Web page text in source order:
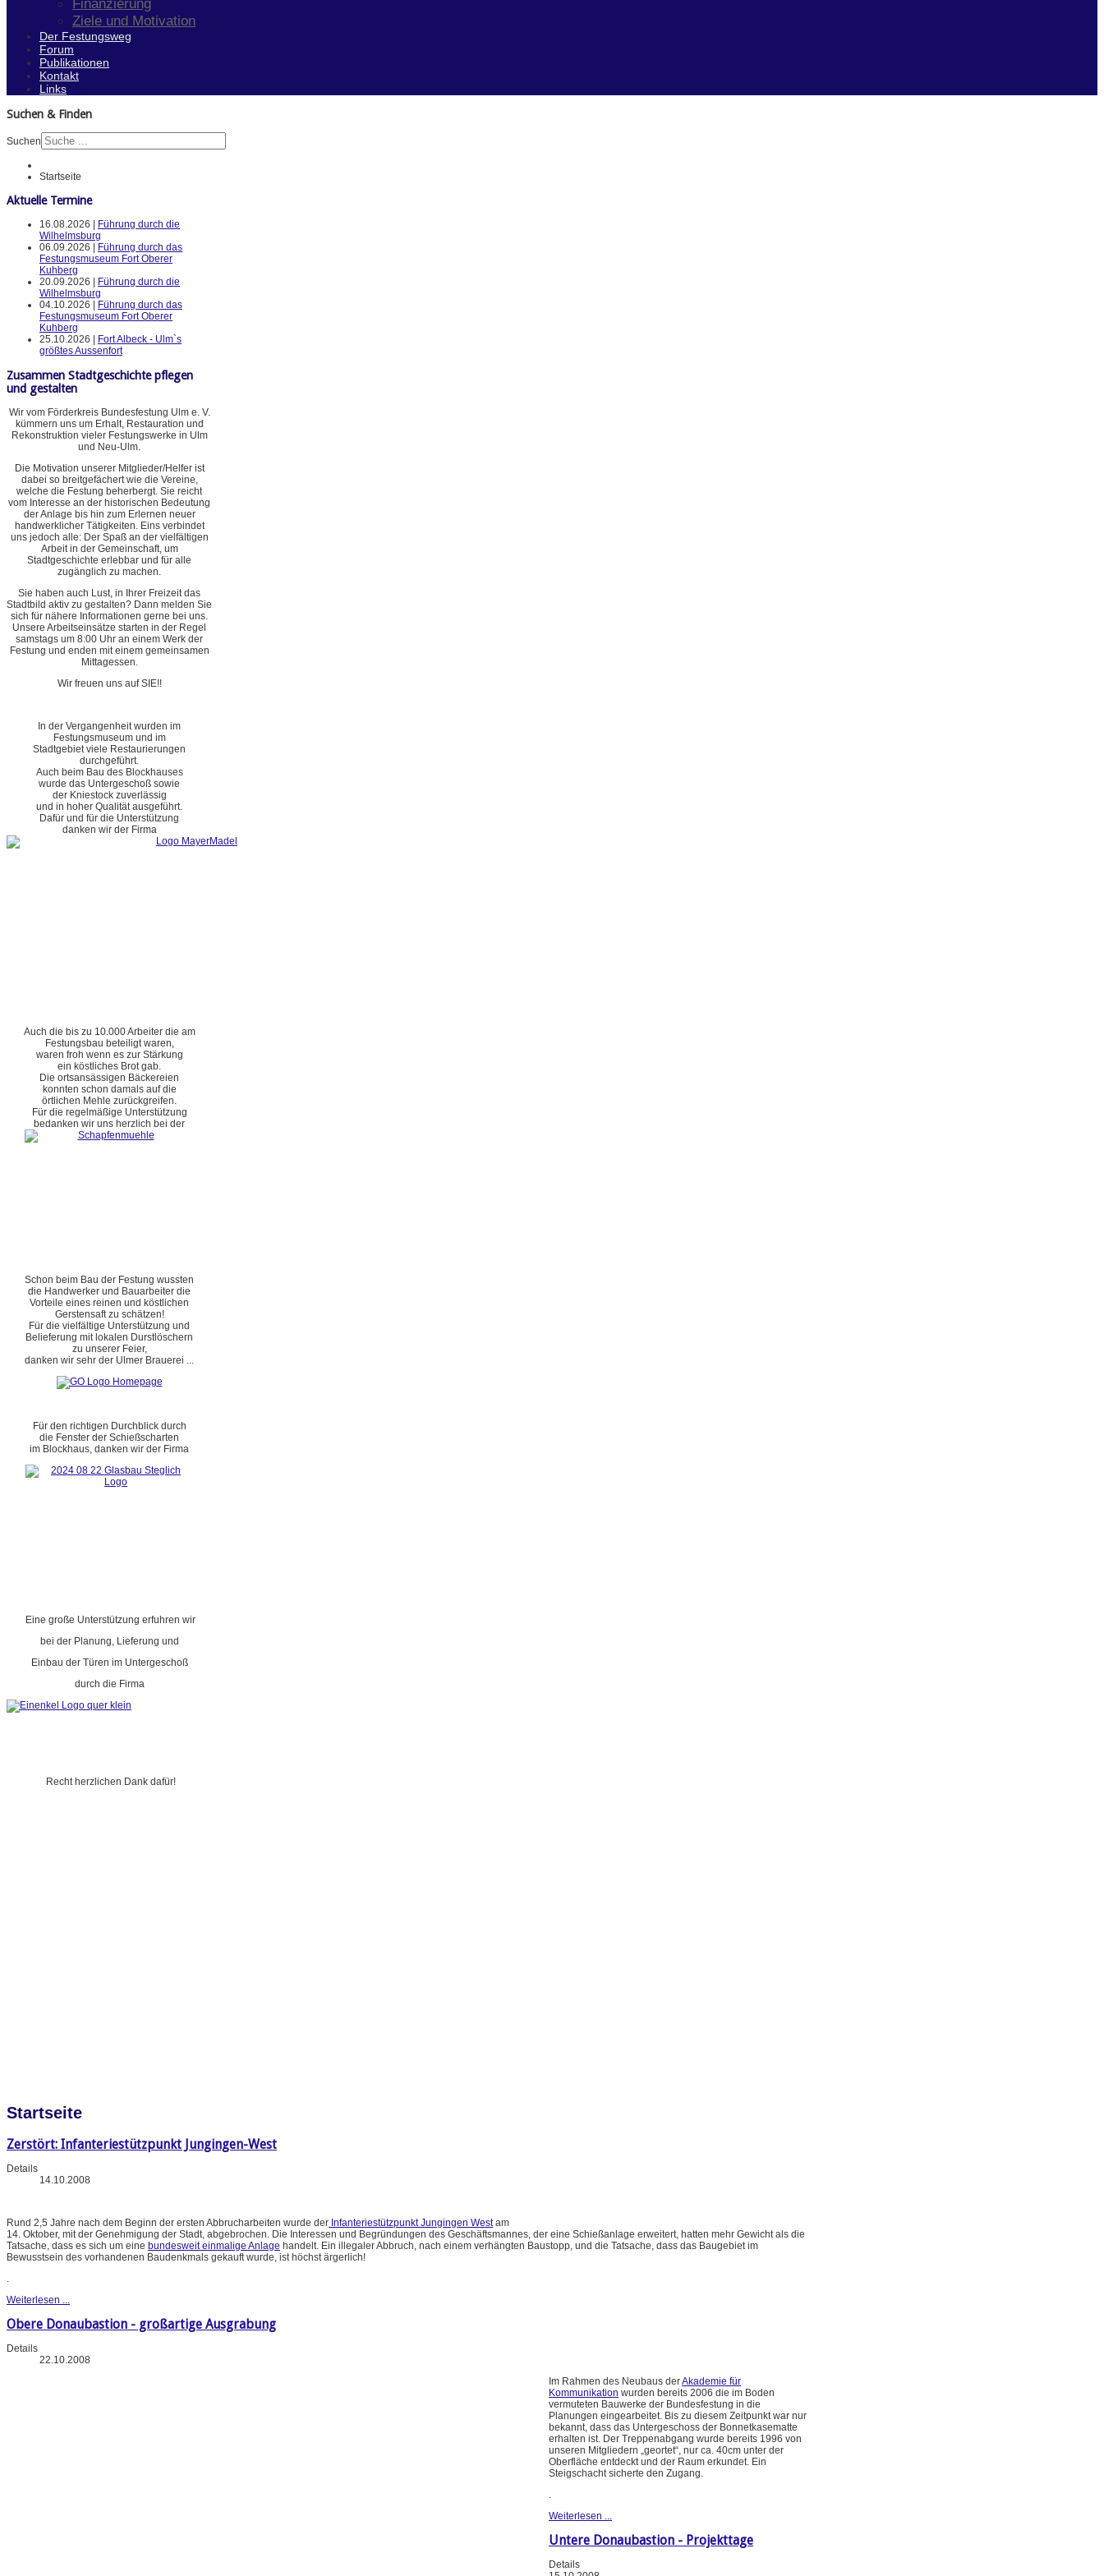
Finanzierung
Ziele und Motivation
Der Festungsweg
Forum
Publikationen
Kontakt
Links
Suchen & Finden
Suchen
Startseite
Aktuelle Termine
16.08.2026 |
Führung durch die
Wilhelmsburg
06.09.2026 |
Führung durch das
Festungsmuseum Fort Oberer
Kuhberg
20.09.2026 |
Führung durch die
Wilhelmsburg
04.10.2026 |
Führung durch das
Festungsmuseum Fort Oberer
Kuhberg
25.10.2026 |
Fort Albeck - Ulm`s
größtes Aussenfort
Zusammen Stadtgeschichte pflegen
und gestalten
Wir vom Förderkreis Bundesfestung Ulm e. V.
kümmern uns um Erhalt, Restauration und
Rekonstruktion vieler Festungswerke in Ulm
und Neu-Ulm.
Die Motivation unserer Mitglieder/Helfer ist
dabei so breitgefächert wie die Vereine,
welche die Festung beherbergt. Sie reicht
vom Interesse an der historischen Bedeutung
der Anlage bis hin zum Erlernen neuer
handwerklicher Tätigkeiten. Eins verbindet
uns jedoch alle: Der Spaß an der vielfältigen
Arbeit in der Gemeinschaft, um
Stadtgeschichte erlebbar und für alle
zugänglich zu machen.
Sie haben auch Lust, in Ihrer Freizeit das
Stadtbild aktiv zu gestalten? Dann melden Sie
sich für nähere Informationen gerne bei uns.
Unsere Arbeitseinsätze starten in der Regel
samstags um 8:00 Uhr an einem Werk der
Festung und enden mit einem gemeinsamen
Mittagessen.
Wir freuen uns auf SIE!!
In der Vergangenheit wurden im
Festungsmuseum und im
Stadtgebiet viele Restaurierungen
durchgeführt.
Auch beim Bau des Blockhauses
wurde das Untergeschoß sowie
der Kniestock zuverlässig
und in hoher Qualität ausgeführt.
Dafür und für die Unterstützung
danken wir der Firma
Auch die bis zu 10.000 Arbeiter die am
Festungsbau beteiligt waren,
waren froh wenn es zur Stärkung
ein köstliches Brot gab.
Die ortsansässigen Bäckereien
konnten schon damals auf die
örtlichen Mehle zurückgreifen.
Für die regelmäßige Unterstützung
bedanken wir uns herzlich bei der
Schon beim Bau der Festung wussten
die Handwerker und Bauarbeiter die
Vorteile eines reinen und köstlichen
Gerstensaft zu schätzen!
Für die vielfältige Unterstützung und
Belieferung mit lokalen Durstlöschern
zu unserer Feier,
danken wir sehr der Ulmer Brauerei ...
Für den richtigen Durchblick durch
die Fenster der Schießscharten
im Blockhaus, danken wir der Firma
Eine große Unterstützung erfuhren wir
bei der Planung, Lieferung und
Einbau der Türen im Untergeschoß
durch die Firma
Recht herzlichen Dank dafür!
Startseite
Zerstört: Infanteriestützpunkt Jungingen-West
Details
14.10.2008
Rund 2,5 Jahre nach dem Beginn der ersten Abbrucharbeiten wurde der Infanteriestützpunkt Jungingen Westam
14. Oktober, mit der Genehmigung der Stadt, abgebrochen. Die Interessen und Begründungen des Geschäftsmannes, der eine Schießanlage erweitert, hatten mehr Gewicht als die
Tatsache, dass es sich um eine bundesweit einmalige Anlage handelt. Ein illegaler Abbruch, nach einem verhängten Baustopp, und die Tatsache, dass das Baugebiet im
Bewusstsein des vorhandenen Baudenkmals gekauft wurde, ist höchst ärgerlich!
.
Weiterlesen ...
Obere Donaubastion - großartige Ausgrabung
Details
22.10.2008
Im Rahmen des Neubaus derAkademie für
Kommunikation wurden bereits 2006 die im Boden
vermuteten Bauwerke der Bundesfestung in die
Planungen eingearbeitet. Bis zu diesem Zeitpunkt war nur
bekannt, dass das Untergeschoss der Bonnetkasematte
erhalten ist. Der Treppenabgang wurde bereits 1996 von
unseren Mitgliedern „geortet“, nur ca. 40cm unter der
Oberfläche entdeckt und der Raum erkundet. Ein
Steigschacht sicherte den Zugang.
Weiterlesen ...
Untere Donaubastion - Projekttage
Details